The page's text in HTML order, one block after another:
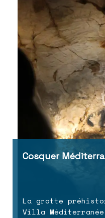
Cosquer
La grotte
Villa